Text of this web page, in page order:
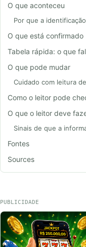
O que aconteceu
Por que a
O que está confirmado
Tabela rápida: o que
O que pode mudar
Cuidado com leitura
Como o leitor pode
O que o leitor deve
Sinais de que a
Fontes
Sources
PUBLICIDADE